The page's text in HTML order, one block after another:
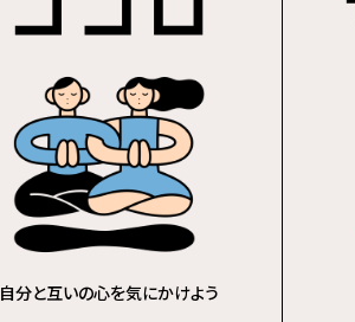
自分と互いの心を気にかけよう